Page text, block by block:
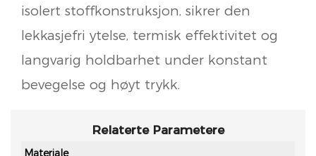
isolert stoffkonstruksjon, sikrer den
lekkasjefri ytelse, termisk effektivitet og
langvarig holdbarhet under konstant
bevegelse og høyt trykk.
Relaterte Parametere
Materiale